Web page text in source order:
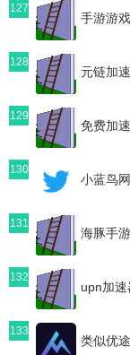
127
手游游
128
元链加
129
免费加
130
小蓝鸟
131
海豚手
132
upn加
133
类似优